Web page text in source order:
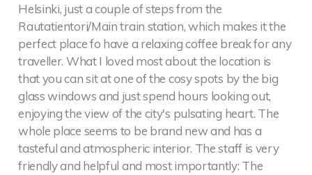
Helsinki, just a couple of steps from the
Rautatientori/Main train station, which makes it the
perfect place fo have a relaxing coffee break for any
traveller. What I loved most about the location is
that you can sit at one of the cosy spots by the big
glass windows and just spend hours looking out,
enjoying the view of the city's pulsating heart. The
whole place seems to be brand new and has a
tasteful and atmospheric interior. The staff is very
friendly and helpful and most importantly: The